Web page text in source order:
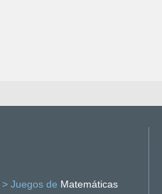
> Juegos de Matemáticas